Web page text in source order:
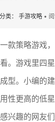
分类： 手游攻略 •
款策略游戏
。游戏里四
型。小编的
性更高的低
兴趣的网友